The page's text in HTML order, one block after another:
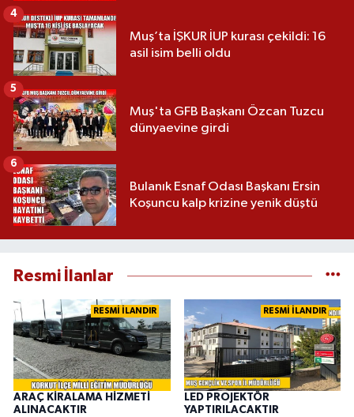
Muş’ta İŞKUR İUP kurası çekildi: 16
asil isim belli oldu
4
Muş'ta GFB Başkanı Özcan Tuzcu
dünyaevine girdi
5
Bulanık Esnaf Odası Başkanı Ersin
Koşuncu kalp krizine yenik düştü
6
Resmi İlanlar
RESMİ İLANDIR
ARAÇ KİRALAMA HİZMETİ
ALINACAKTIR
RESMİ İLANDIR
LED PROJEKTÖR
YAPTIRILACAKTIR